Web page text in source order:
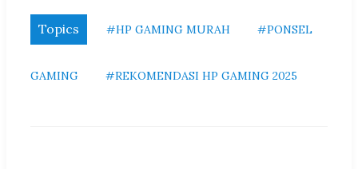
Topics #HP GAMING MURAH #PONSEL
GAMING #REKOMENDASI HP GAMING 2025